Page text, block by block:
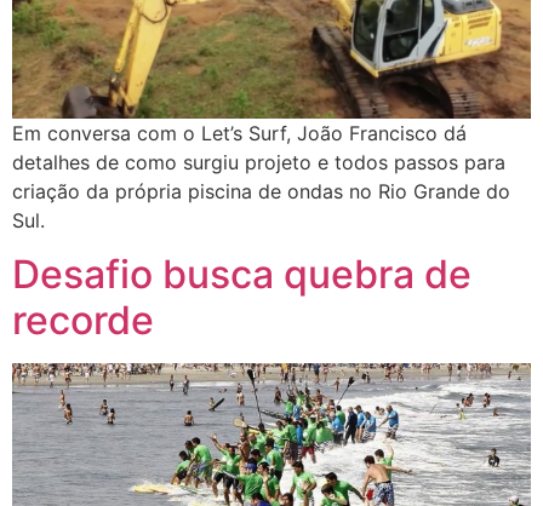
Em conversa com o Let’s Surf, João Francisco dá
detalhes de como surgiu projeto e todos passos para
criação da própria piscina de ondas no Rio Grande do
Sul.
Desafio busca quebra de
recorde